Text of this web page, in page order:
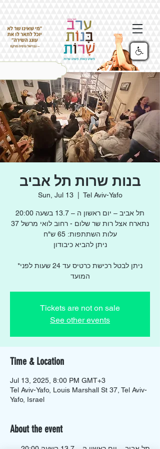
בנות שרות תל אביב
Sun, Jul 13
  |
Tel Aviv-Yafo
תל אביב – יום ראשון ה – 13.7 בשעה 20:00
נתארח אצל רות שר שלום - רחוב לואי מרשל 37
עלות השתתפות: 65 ש"ח
ניתן להביא כיבודון
*ניתן לבטל רכישת כרטיס עד 24 שעות לפני
המועד
Tickets are not on sale
See other events
Time & Location
Jul 13, 2025, 8:00 PM GMT+3
Tel Aviv-Yafo, Louis Marshall St 37, Tel Aviv-
Yafo, Israel
About the event